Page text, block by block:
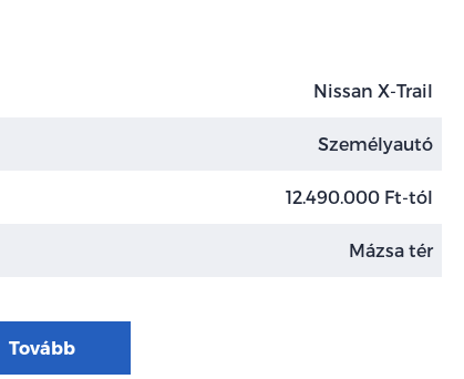
Nissan X-Trail
Személyautó
12.490.000 Ft-tól
Mázsa tér
Tovább